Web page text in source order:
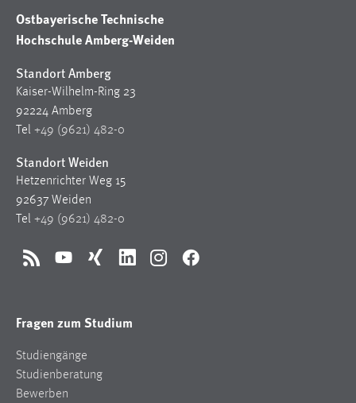
Ostbayerische Technische
Hochschule Amberg-Weiden
Standort Amberg
Kaiser-Wilhelm-Ring 23
92224 Amberg
Tel +49 (9621) 482-0
Standort Weiden
Hetzenrichter Weg 15
92637 Weiden
Tel +49 (9621) 482-0
RSS YouTubeXing LinkedInInstagramFacebook
Fragen zum Studium
Studiengänge
Studienberatung
Bewerben